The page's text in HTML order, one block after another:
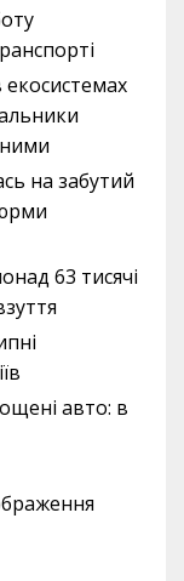
на забутий
63 тисячі
авто: в